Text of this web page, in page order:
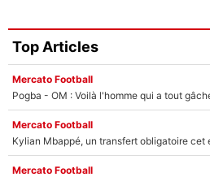
Top Articles
Mercato Football
Pogba - OM : Voilà l'homme qui a tout
Mercato Football
Kylian Mbappé, un transfert obligatoire cet
Mercato Football